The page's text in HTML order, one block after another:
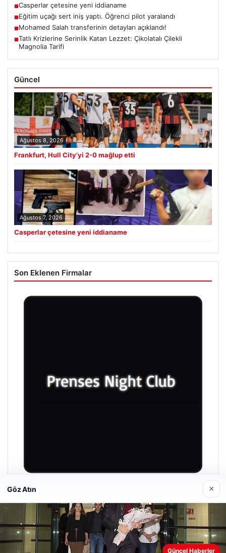
■Casperlar çetesine yeni iddianame
■Eğitim uçağı sert iniş yaptı. Öğrenci pilot yaralandı
■Mohamed Salah transferinin detayları açıklandı!
■Tatlı Krizlerine Serinlik Katan Lezzet: Çikolatalı Çilekli
Magnolia Tarifi
Güncel
Ağustos 8, 2026
Frankfurt, Hull City’yi 2-0 mağlup etti
Ağustos 7, 2026
Casperlar çetesine yeni iddianame
Son Eklenen Firmalar
Prenses Night Club
Nisan 29, 2026
Web sitemizi nasıl kullandığınızı daha iyi anlayabilmek,
Göz Atın ×
Güncel Haberler